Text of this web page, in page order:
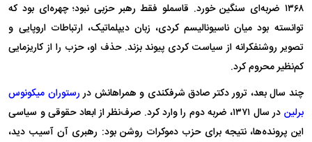
۱۳۶۸ ضربه‌ای سنگین خورد. قاسملو فقط رهبر حزبی نبود؛ چهره‌ای بود که
توانسته بود میان ناسیونالیسم کردی، زبان دیپلماتیک، ارتباطات اروپایی و
تصویر روشنفکرانه از سیاست کردی پیوند بزند. حذف او، حزب را از کاریزمایی
کم‌نظیر محروم کرد.
چند سال بعد، ترور دکتر صادق شرفکندی و همراهانش دررستوران میکونوس
برلین
در سال ۱۳۷۱، ضربه دوم را وارد کرد. صرف‌نظر از ابعاد حقوقی و سیاسی
این پرونده‌ها، نتیجه برای حزب دموکرات روشن بود: رهبری آن آسیب دید،